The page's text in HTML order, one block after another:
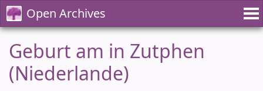
Open Archives
Geburt am in Zutphen
(Niederlande)